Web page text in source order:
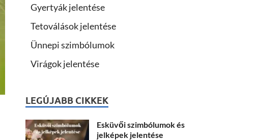
Gyertyák jelentése
Tetoválások jelentése
Ünnepi szimbólumok
Virágok jelentése
LEGÚJABB CIKKEK
Esküvői szimbólumok és
jelképek jelentése